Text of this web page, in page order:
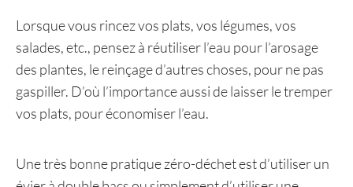
Lorsque vous rincez vos plats, vos légumes, vos
salades, etc., pensez à réutiliser l’eau pour l’arosage
des plantes, le reinçage d’autres choses, pour ne pas
gaspiller. D’où l’importance aussi de laisser le tremper
vos plats, pour économiser l’eau.
Une très bonne pratique zéro-déchet est d’utiliser un